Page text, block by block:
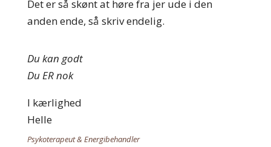
Det er så skønt at høre fra jer ude i den
anden ende, så skriv endelig.
Du kan godt
Du ER nok
I kærlighed
Helle
Psykoterapeut &Energibehandler